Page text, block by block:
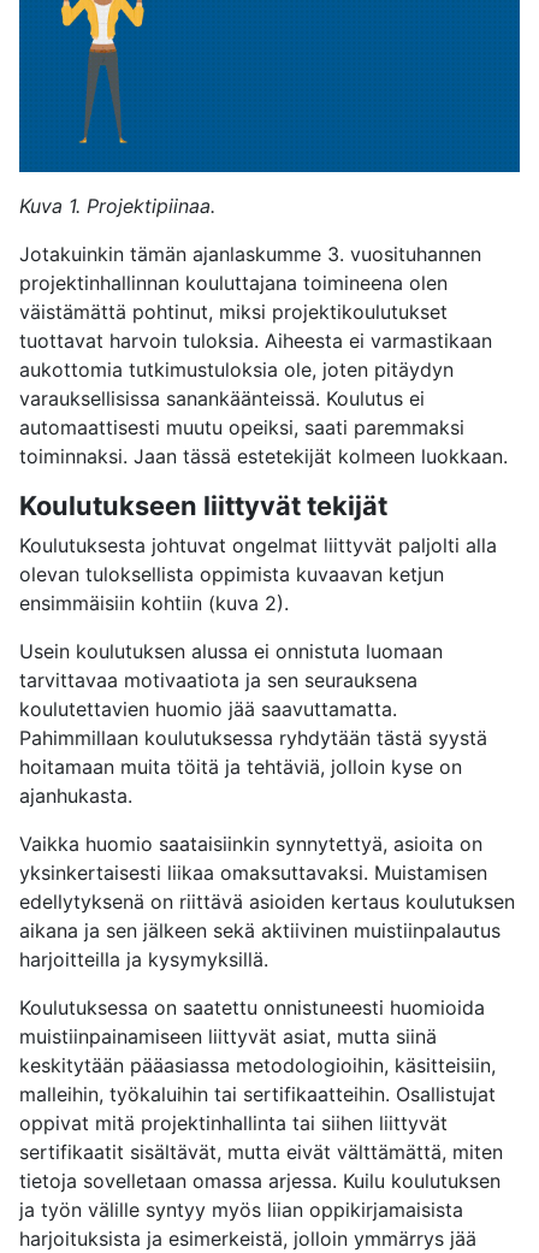
Kuva 1. Projektipiinaa.
Jotakuinkin tämän ajanlaskumme 3. vuosituhannen
projektinhallinnan kouluttajana toimineena olen
väistämättä pohtinut, miksi projektikoulutukset
tuottavat harvoin tuloksia. Aiheesta ei varmastikaan
aukottomia tutkimustuloksia ole, joten pitäydyn
varauksellisissa sanankäänteissä. Koulutus ei
automaattisesti muutu opeiksi, saati paremmaksi
toiminnaksi. Jaan tässä estetekijät kolmeen luokkaan.
Koulutukseen liittyvät tekijät
Koulutuksesta johtuvat ongelmat liittyvät paljolti alla
olevan tuloksellista oppimista kuvaavan ketjun
ensimmäisiin kohtiin (kuva 2).
Usein koulutuksen alussa ei onnistuta luomaan
tarvittavaa motivaatiota ja sen seurauksena
koulutettavien huomio jää saavuttamatta.
Pahimmillaan koulutuksessa ryhdytään tästä syystä
hoitamaan muita töitä ja tehtäviä, jolloin kyse on
ajanhukasta.
Vaikka huomio saataisiinkin synnytettyä, asioita on
yksinkertaisesti liikaa omaksuttavaksi. Muistamisen
edellytyksenä on riittävä asioiden kertaus koulutuksen
aikana ja sen jälkeen sekä aktiivinen muistiinpalautus
harjoitteilla ja kysymyksillä.
Koulutuksessa on saatettu onnistuneesti huomioida
muistiinpainamiseen liittyvät asiat, mutta siinä
keskitytään pääasiassa metodologioihin, käsitteisiin,
malleihin, työkaluihin tai sertifikaatteihin. Osallistujat
oppivat mitä projektinhallinta tai siihen liittyvät
sertifikaatit sisältävät, mutta eivät välttämättä, miten
tietoja sovelletaan omassa arjessa. Kuilu koulutuksen
ja työn välille syntyy myös liian oppikirjamaisista
harjoituksista ja esimerkeistä, jolloin ymmärrys jää